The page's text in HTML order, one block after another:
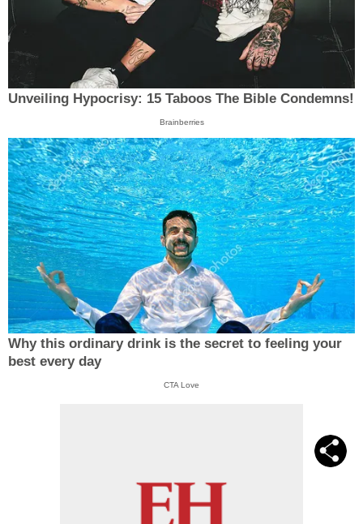
Unveiling Hypocrisy: 15 Taboos The Bible Condemns!
Brainberries
Why this ordinary drink is the secret to feeling your
best every day
CTA Love